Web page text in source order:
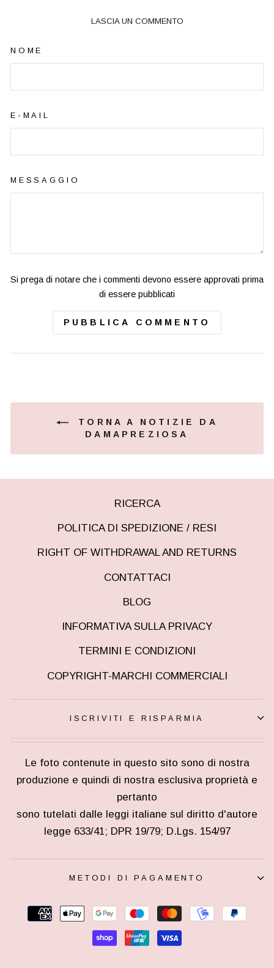
LASCIA UN COMMENTO
NOME
E-MAIL
MESSAGGIO
Si prega di notare che i commenti devono essere approvati prima
di essere pubblicati
PUBBLICA COMMENTO
TORNA A NOTIZIE DA
DAMAPREZIOSA
RICERCA
POLITICA DI SPEDIZIONE / RESI
RIGHT OF WITHDRAWAL AND RETURNS
CONTATTACI
BLOG
INFORMATIVA SULLA PRIVACY
TERMINI E CONDIZIONI
COPYRIGHT-MARCHI COMMERCIALI
ISCRIVITI E RISPARMIA
Le foto contenute in questo sito sono di nostra
produzione e quindi di nostra esclusiva proprietà e
pertanto
sono tutelati dalle leggi italiane sul diritto d'autore
legge 633/41; DPR 19/79; D.Lgs. 154/97
METODI DI PAGAMENTO